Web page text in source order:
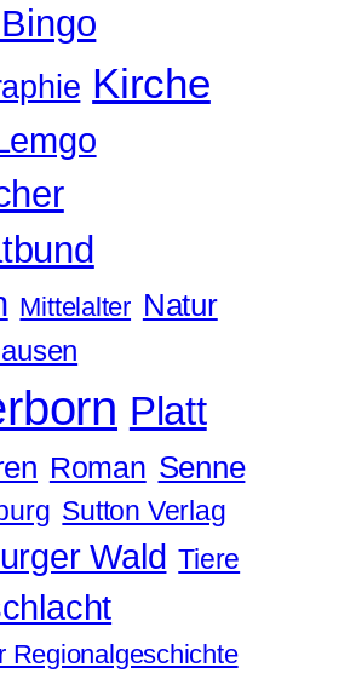
Kirche
Mittelalter Natur
Platt
Roman Senne
Sutton Verlag
Wald Tiere
Regionalgeschichte